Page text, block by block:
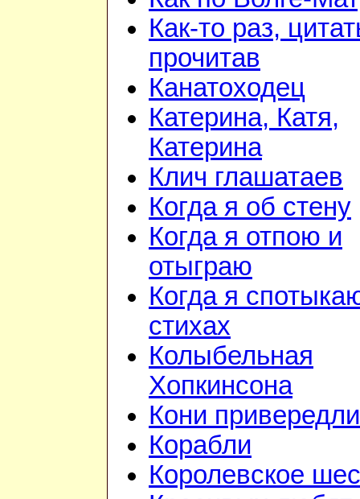
Как-то раз,
прочитав
Канатоходец
Катерина, Катя,
Катерина
Клич глашатаев
Когда я об стену
Когда я отпою и
отыграю
Когда я
стихах
Колыбельная
Хопкинсона
Кони
Корабли
Королевское